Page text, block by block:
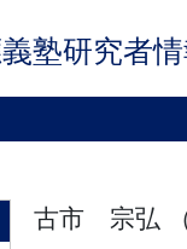
塾研究者
古市 宗弘